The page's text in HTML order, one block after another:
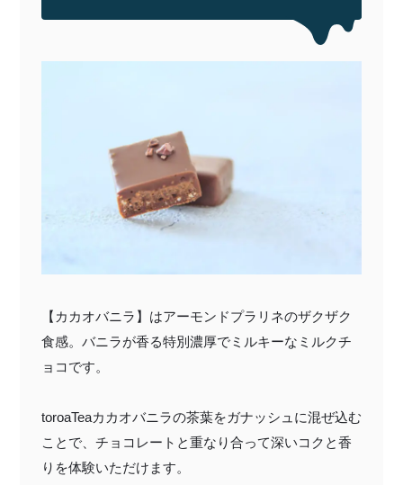
【カカオバニラ】はアーモンドプラリネのザクザク
食感。バニラが香る特別濃厚でミルキーなミルクチ
ョコです。
toroaTeaカカオバニラの茶葉をガナッシュに混ぜ込む
ことで、チョコレートと重なり合って深いコクと香
りを体験いただけます。